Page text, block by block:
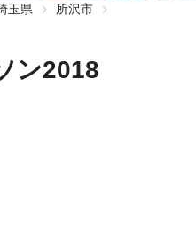
玉県
所沢市
ン2018